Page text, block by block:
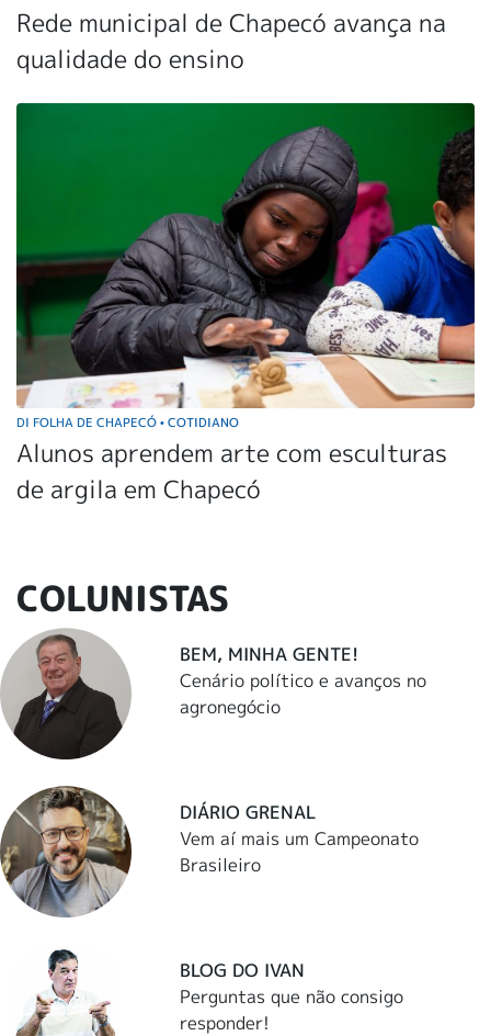
Rede municipal de Chapecó avança na
qualidade do ensino
DI FOLHA DE CHAPECÓ • COTIDIANO
Alunos aprendem arte com esculturas
de argila em Chapecó
COLUNISTAS
BEM, MINHA GENTE!
Cenário político e avanços no
agronegócio
DIÁRIO GRENAL
Vem aí mais um Campeonato
Brasileiro
BLOG DO IVAN
Perguntas que não consigo
responder!